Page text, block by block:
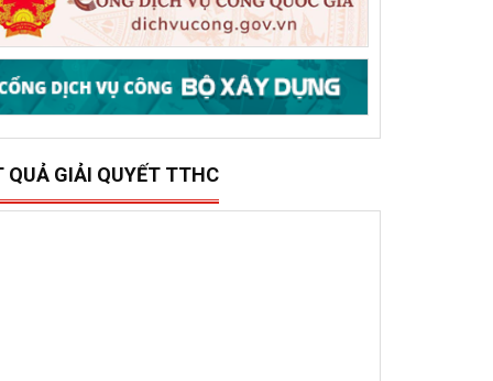
VỤ CÔNG TRỰC TRUYẾN